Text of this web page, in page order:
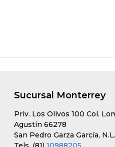
Sucursal Monterrey
Priv. Los Olivos 100 Col.
Agustín 66278
San Pedro Garza García, N.L.